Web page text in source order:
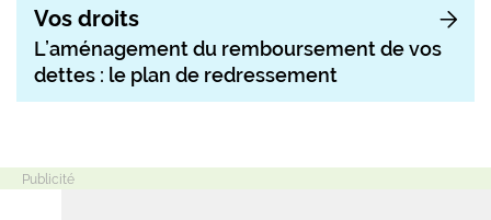
Vos droits
L’aménagement du remboursement de vos
dettes : le plan de redressement